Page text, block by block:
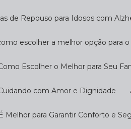
de Repouso para Idosos com
como escolher a melhor opção para
Como Escolher o Melhor para Seu
Cuidando com Amor e Dignidade
É Melhor para Garantir Conforto e